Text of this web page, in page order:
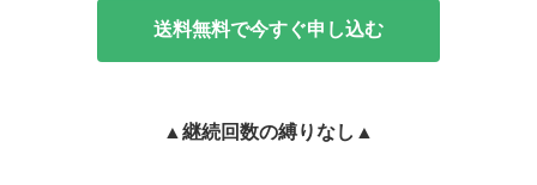
送料無料で今すぐ申し込む
▲継続回数の縛りなし▲